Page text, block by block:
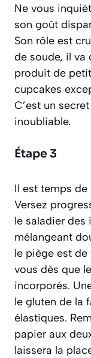
Ne vous
son goût
Son rôle est
de soude, il va
produit de
cupcakes
C’est un
inoubliable.
Étape 3
Il est temps de
Versez
le saladier des
mélangeant
le piège est
vous dès que
incorporés.
le gluten de la
élastiques.
papier aux
laissera la